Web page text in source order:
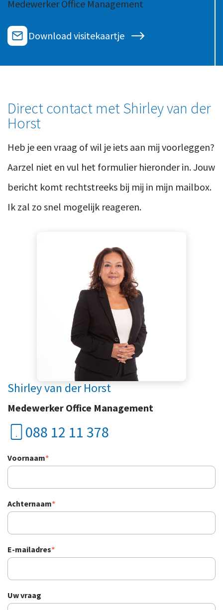
Werken bij
Veilig bestanden delen
Inloggen
Informatiebeveiliging en privacy
Strategie en bedrijfsinrichting
Ons team
Werken-bij
Bedrijfsgeschiedenis
Contact
Medewerker Office Management
Download visitekaartje
Direct contact met Shirley van der
Horst
Heb je een vraag of wil je iets aan mij voorleggen?
Aarzel niet en vul het formulier hieronder in. Jouw
bericht komt rechtstreeks bij mij in mijn mailbox.
Ik zal zo snel mogelijk reageren.
Shirley van der Horst
Medewerker Office Management
088 12 11 378
Voornaam*
Achternaam*
E-mailadres*
Uw vraag